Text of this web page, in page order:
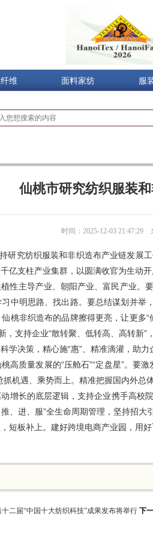
纤维 面料家纺 服
仙桃市研究纺织服装
时间：2025-12-03 21:47:29来
研究纺织服装和非织造布产业链发展
亿支柱产业集群，以圆满收官为生动开
性主导产业、朝阳产业、富民产业。
中明思路、找出路。要总结谋划并举
桃非织造布的品牌擦得更亮，让更
，支持企业“散转聚、低转高、高转新
学决策，精心施“惠”、精准滴灌，助
高质量发展的“压舱石”“定盘星”。要
机遇、乘势而上。精准把握国内外
增长的底层逻辑，支持企业携手高
、进、服”全生命周期管理，坚持招
短板补上。建好跨境电商产业园，用
二届“中国十大纺织科技”成果发布将举行 下